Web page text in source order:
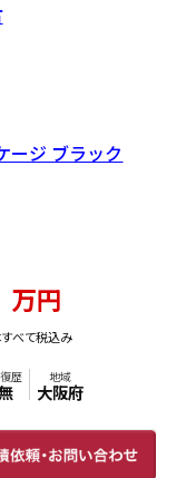
ージ ブラック
万円
べて税込み